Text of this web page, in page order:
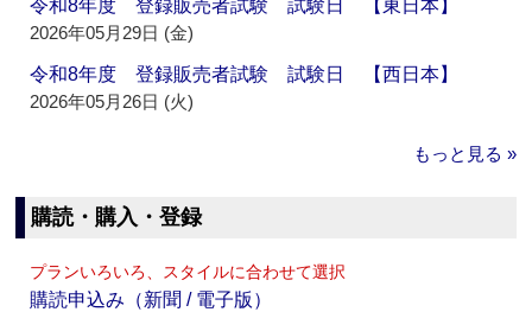
令和8年度 登録販売者試験 試験日 【東日本】
2026年05月29日 (金)
令和8年度 登録販売者試験 試験日 【西日本】
2026年05月26日 (火)
もっと見る »
購読・購入・登録
プランいろいろ、スタイルに合わせて選択
購読申込み（新聞 / 電子版）